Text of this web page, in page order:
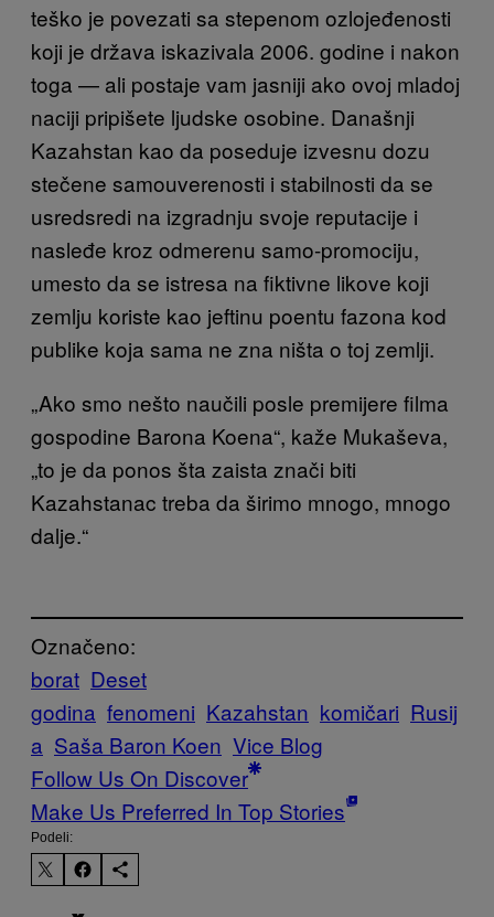
teško je povezati sa stepenom ozlojeđenosti
koji je država iskazivala 2006. godine i nakon
toga — ali postaje vam jasniji ako ovoj mladoj
naciji pripišete ljudske osobine. Današnji
Kazahstan kao da poseduje izvesnu dozu
stečene samouverenosti i stabilnosti da se
usredsredi na izgradnju svoje reputacije i
nasleđe kroz odmerenu samo-promociju,
umesto da se istresa na fiktivne likove koji
zemlju koriste kao jeftinu poentu fazona kod
publike koja sama ne zna ništa o toj zemlji.
„Ako smo nešto naučili posle premijere filma
gospodine Barona Koena“, kaže Mukaševa,
„to je da ponos šta zaista znači biti
Kazahstanac treba da širimo mnogo, mnogo
dalje.“
Označeno:
borat Deset
godina fenomeni Kazahstan komičari Rusij
a Saša Baron Koen Vice Blog
Follow Us On Discover
Make Us Preferred In Top Stories
Podeli: